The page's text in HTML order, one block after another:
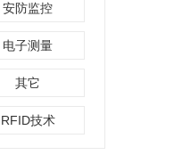
安防监控
电子测量
其它
RFID技术